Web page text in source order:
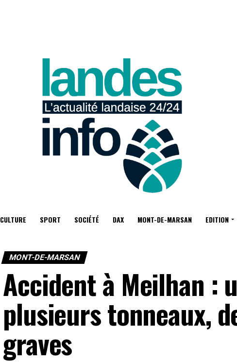
CULTURE SPORT SOCIÉTÉ DAX MONT-DE-MARSAN EDITION
MONT-DE-MARSAN
Accident à Meilhan :
plusieurs tonneaux,
graves